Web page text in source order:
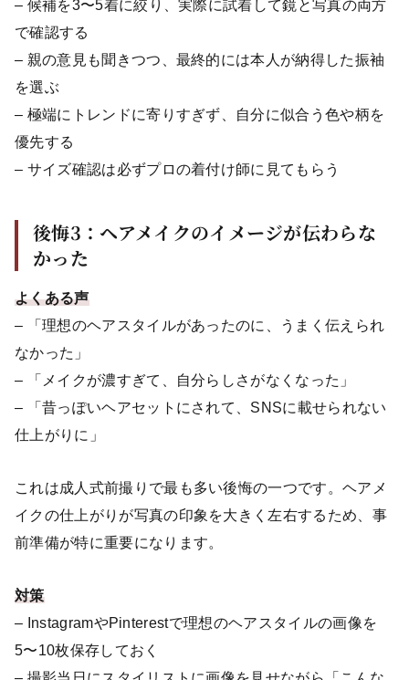
– 候補を3〜5着に絞り、実際に試着して鏡と写真の両方
で確認する
– 親の意見も聞きつつ、最終的には本人が納得した振袖
を選ぶ
– 極端にトレンドに寄りすぎず、自分に似合う色や柄を
優先する
– サイズ確認は必ずプロの着付け師に見てもらう
後悔3：ヘアメイクのイメージが伝わらな
かった
よくある声
– 「理想のヘアスタイルがあったのに、うまく伝えられ
なかった」
– 「メイクが濃すぎて、自分らしさがなくなった」
– 「昔っぽいヘアセットにされて、SNSに載せられない
仕上がりに」
これは成人式前撮りで最も多い後悔の一つです。ヘアメ
イクの仕上がりが写真の印象を大きく左右するため、事
前準備が特に重要になります。
対策
– InstagramやPinterestで理想のヘアスタイルの画像を
5〜10枚保存しておく